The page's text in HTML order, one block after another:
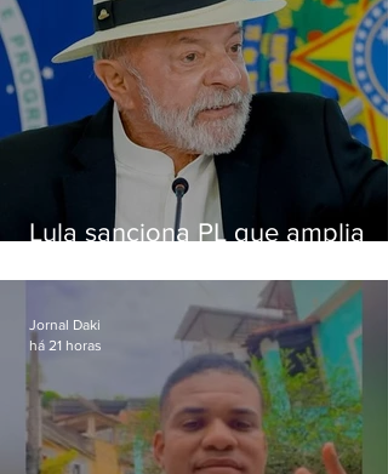
Lula sanciona PL que amplia
crianças
Jornal Daki
há 21 horas